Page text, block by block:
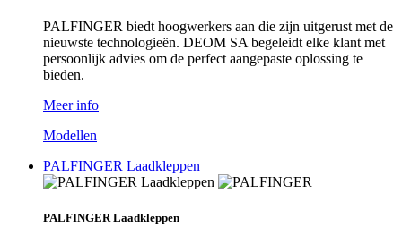
PALFINGER biedt hoogwerkers aan die zijn uitgerust met de
nieuwste technologieën. DEOM SA begeleidt elke klant met
persoonlijk advies om de perfect aangepaste oplossing te
bieden.
Meer info
Modellen
PALFINGER Laadkleppen
PALFINGER Laadkleppen